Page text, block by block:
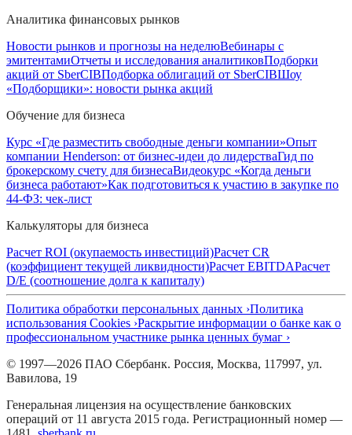
Аналитика финансовых рынков
Новости рынков и прогнозы на неделюВебинары с
эмитентамиОтчеты и исследования аналитиковПодборки
акций от SberCIBПодборка облигаций от SberCIBШоу
«Подборщики»: новости рынка акций
Обучение для бизнеса
Курс «Где разместить свободные деньги компании»Опыт
компании Henderson: от бизнес-идеи до лидерстваГид по
брокерскому счету для бизнесаВидеокурс «Когда деньги
бизнеса работают»Как подготовиться к участию в закупке по
44-ФЗ: чек-лист
Калькуляторы для бизнеса
Расчет ROI (окупаемость инвестиций)Расчет CR
(коэффициент текущей ликвидности)Расчет EBITDAРасчет
D/E (соотношение долга к капиталу)
Политика обработки персональных данных ›Политика
использования Cookies ›Раскрытие информации о банке как о
профессиональном участнике рынка ценных бумаг ›
© 1997—2026 ПАО Сбербанк. Россия, Москва, 117997, ул.
Вавилова, 19
Генеральная лицензия на осуществление банковских
операций от 11 августа 2015 года. Регистрационный номер —